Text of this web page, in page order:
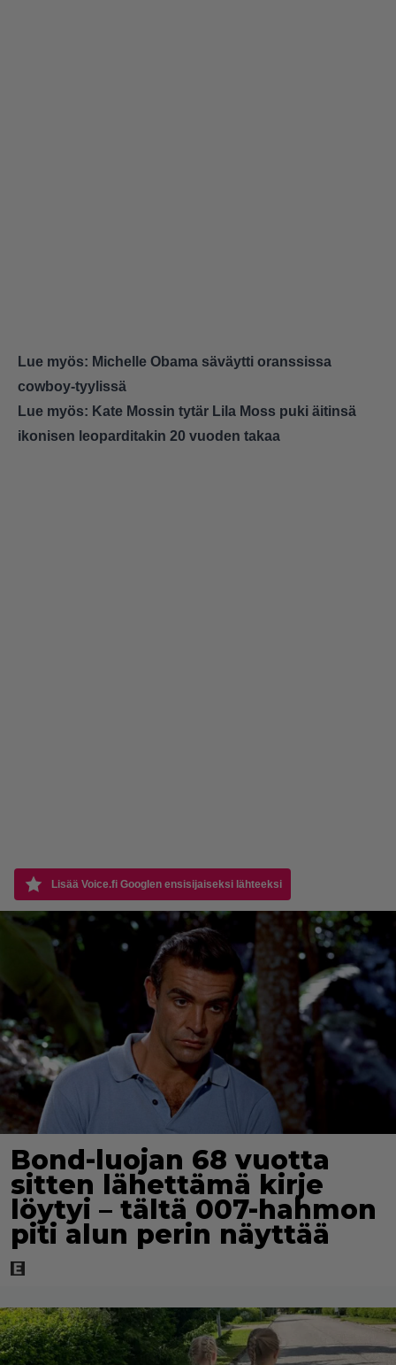
Lue myös: Michelle Obama säväytti oranssissa
cowboy-tyylissä
Lue myös: Kate Mossin tytär Lila Moss puki äitinsä
ikonisen leoparditakin 20 vuoden takaa
Lisää Voice.fi Googlen ensisijaiseksi lähteeksi
Bond-luojan 68 vuotta
sitten lähettämä kirje
löytyi – tältä 007-hahmon
piti alun perin näyttää